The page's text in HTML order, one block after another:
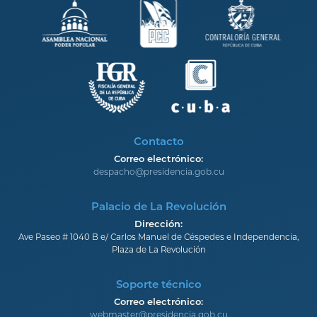
Contacto
Correo electrónico:
despacho@presidencia.gob.cu
Palacio de La Revolución
Dirección:
Ave Paseo # 1040 B e/ Carlos Manuel de Céspedes e Independencia,
Plaza de La Revolución
Soporte técnico
Correo electrónico:
webmaster@presidencia.gob.cu